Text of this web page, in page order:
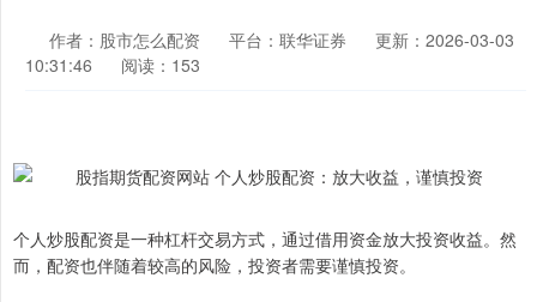
作者：股市怎么配资 平台：联华证券
更新：2026-03-03
10:31:46
阅读：153
个人炒股配资是一种杠杆交易方式，通过借用资金放大投资收益。然
而，配资也伴随着较高的风险，投资者需要谨慎投资。